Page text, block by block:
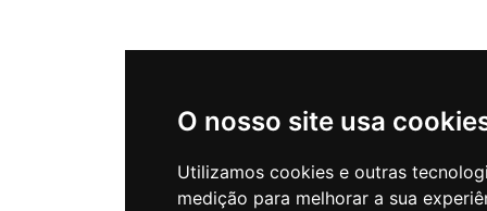
O nosso site usa
Utilizamos cookies e outras
medição para melhorar a sua